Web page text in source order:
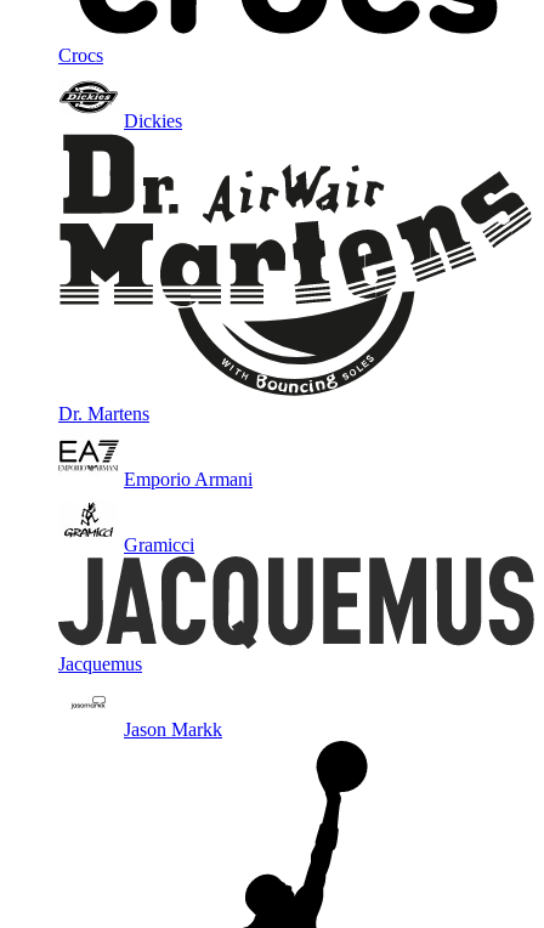
Crocs
Dickies
Dr. Martens
Emporio Armani
Gramicci
Jacquemus
Jason Markk